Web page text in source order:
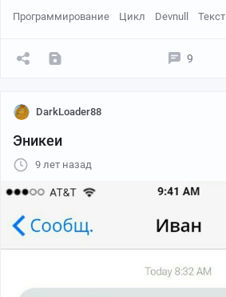
Программирование Цикл Devnull Текст
9
DarkLoader88
Эникеи
9 лет назад